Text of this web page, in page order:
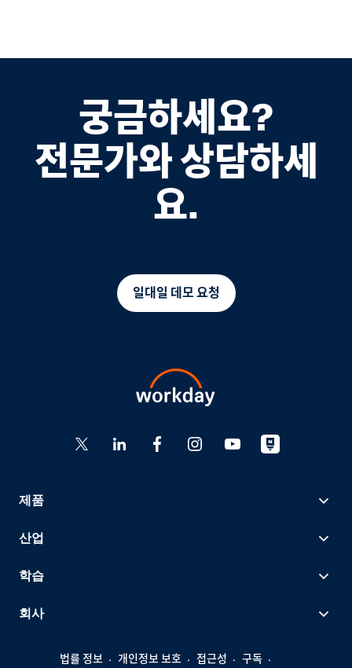
궁금하세요?
전문가와 상담하세
요.
일대일 데모 요청
제품
산업
학습
회사
법률 정보 개인정보 보호 접근성 구독